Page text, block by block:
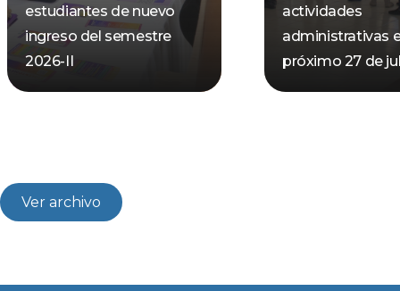
estudiantes de nuevo
ingreso del semestre
2026-II
actividades
administrativas
próximo 27 de
Ver archivo